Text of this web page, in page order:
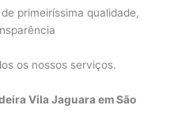
primeiríssima qualidade,
os nossos serviços.
Vila Jaguara em São